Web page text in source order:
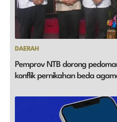
DAERAH
Pemprov NTB dorong
konflik pernikahan beda